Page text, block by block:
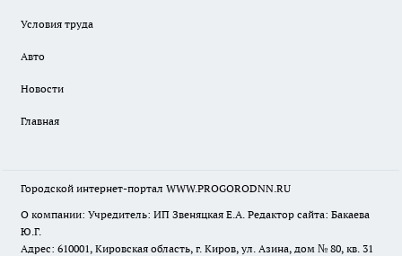
Условия труда
Авто
Новости
Главная
Городской интернет-портал WWW.PROGORODNN.RU
О компании: Учредитель: ИП Звеняцкая Е.А. Редактор сайта: Бакаева
Ю.Г.
Адрес: 610001, Кировская область, г. Киров, ул. Азина, дом № 80, кв. 31